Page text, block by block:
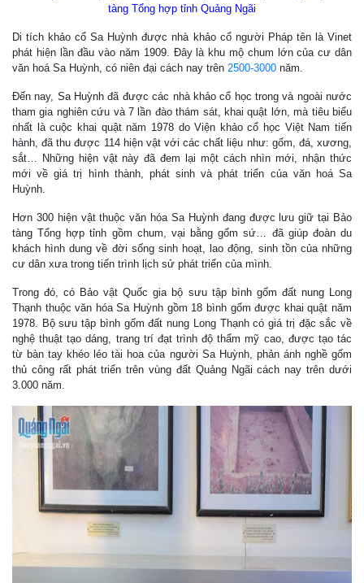
tàng Tổng hợp tỉnh Quảng Ngãi
Di tích khảo cổ Sa Huỳnh được nhà khảo cổ người Pháp tên là Vinet
phát hiện lần đầu vào năm 1909. Đây là khu mộ chum lớn của cư dân
văn hoá Sa Huỳnh, có niên đại cách nay trên 2500-3000 năm.
Đến nay, Sa Huỳnh đã được các nhà khảo cổ học trong và ngoài nước
tham gia nghiên cứu và 7 lần đào thám sát, khai quật lớn, mà tiêu biểu
nhất là cuộc khai quật năm 1978 do Viện khảo cổ học Việt Nam tiến
hành, đã thu được 114 hiện vật với các chất liệu như: gốm, đá, xương,
sắt… Những hiện vật này đã đem lại một cách nhìn mới, nhận thức
mới về giá trị hình thành, phát sinh và phát triển của văn hoá Sa
Huỳnh.
Hơn 300 hiện vật thuộc văn hóa Sa Huỳnh đang được lưu giữ tại Bảo
tàng Tổng hợp tỉnh gồm chum, vại bằng gốm sứ… đã giúp đoàn du
khách hình dung về đời sống sinh hoạt, lao động, sinh tồn của những
cư dân xưa trong tiến trình lịch sử phát triển của mình.
Trong đó, có Bảo vật Quốc gia bộ sưu tập bình gốm đất nung Long
Thạnh thuộc văn hóa Sa Huỳnh gồm 18 bình gốm được khai quật năm
1978. Bộ sưu tập bình gốm đất nung Long Thạnh có giá trị đặc sắc về
nghệ thuật tạo dáng, trang trí đạt trình độ thẩm mỹ cao, được tạo tác
từ bàn tay khéo léo tài hoa của người Sa Huỳnh, phản ánh nghề gốm
thủ công rất phát triển trên vùng đất Quảng Ngãi cách nay trên dưới
3.000 năm.